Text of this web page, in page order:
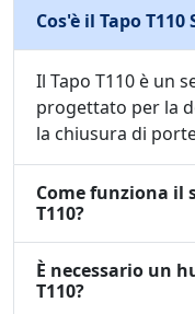
Cos'è il Tapo
Il Tapo T110 è un
progettato per la
la chiusura di
Come funziona il
T110?
È necessario un
T110?